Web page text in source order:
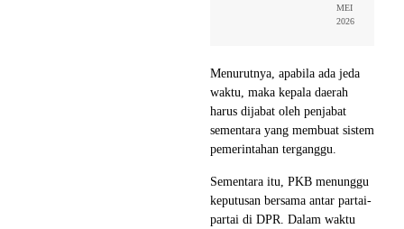
MEI
2026
Menurutnya, apabila ada jeda
waktu, maka kepala daerah
harus dijabat oleh penjabat
sementara yang membuat sistem
pemerintahan terganggu.
Sementara itu, PKB menunggu
keputusan bersama antar partai-
partai di DPR. Dalam waktu